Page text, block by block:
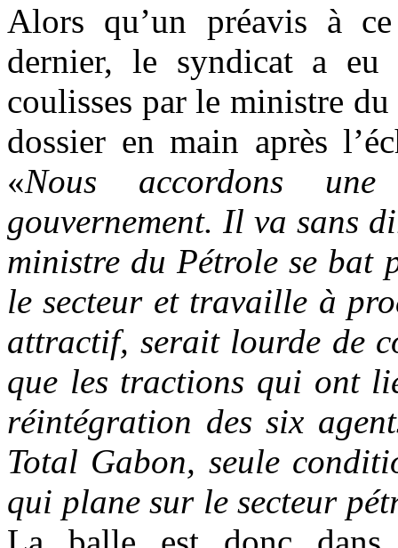
Alors qu’un préavis à
dernier, le syndicat a eu
coulisses par le ministre
dossier en main après
«Nous accordons une
gouvernement. Il va sans
ministre du Pétrole se bat
le secteur et travaille à
attractif, serait lourde de
que les tractions qui ont
réintégration des six
Total Gabon, seule
qui plane sur le secteur